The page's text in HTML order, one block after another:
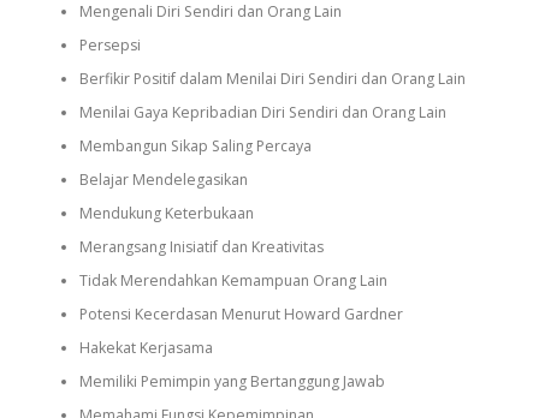
Mengenali Diri Sendiri dan Orang Lain
Persepsi
Berfikir Positif dalam Menilai Diri Sendiri dan Orang Lain
Menilai Gaya Kepribadian Diri Sendiri dan Orang Lain
Membangun Sikap Saling Percaya
Belajar Mendelegasikan
Mendukung Keterbukaan
Merangsang Inisiatif dan Kreativitas
Tidak Merendahkan Kemampuan Orang Lain
Potensi Kecerdasan Menurut Howard Gardner
Hakekat Kerjasama
Memiliki Pemimpin yang Bertanggung Jawab